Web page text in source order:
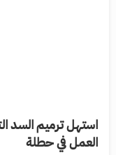
استهل ترميم السد
العمل في حطلة